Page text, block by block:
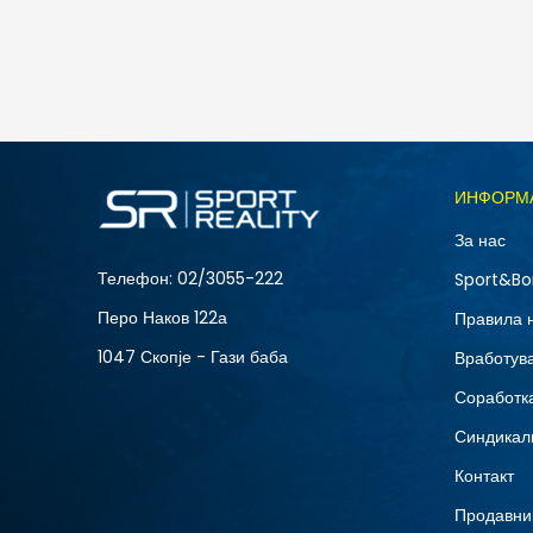
Телефон: 02/3055-222
Перо Наков 122а
1047 Скопје - Гази баба
За нас
Правила
Контакт